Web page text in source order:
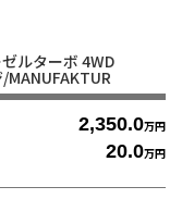
ルターボ 4WD
2,350.0万円
20.0万円